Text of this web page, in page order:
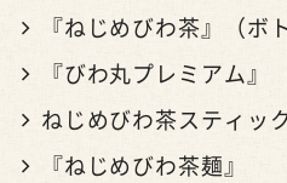
『ねじめびわ茶』（ボ
『びわ丸プレミアム』
ねじめびわ茶スティッ
『ねじめびわ茶麺』